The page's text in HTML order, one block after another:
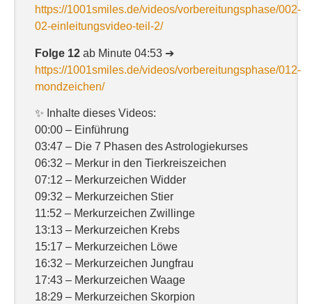
https://1001smiles.de/videos/vorbereitungsphase/002-
02-einleitungsvideo-teil-2/
Folge 12 ab Minute 04:53 ➔
https://1001smiles.de/videos/vorbereitungsphase/012-
mondzeichen/
✨ Inhalte dieses Videos:
00:00 – Einführung
03:47 – Die 7 Phasen des Astrologiekurses
06:32 – Merkur in den Tierkreiszeichen
07:12 – Merkurzeichen Widder
09:32 – Merkurzeichen Stier
11:52 – Merkurzeichen Zwillinge
13:13 – Merkurzeichen Krebs
15:17 – Merkurzeichen Löwe
16:32 – Merkurzeichen Jungfrau
17:43 – Merkurzeichen Waage
18:29 – Merkurzeichen Skorpion